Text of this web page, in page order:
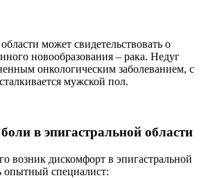
может свидетельствовать о
новообразования – рака. Недуг
онкологическим заболеванием, с
мужской пол.
в эпигастральной области
возник дискомфорт в эпигастральной
опытный специалист: